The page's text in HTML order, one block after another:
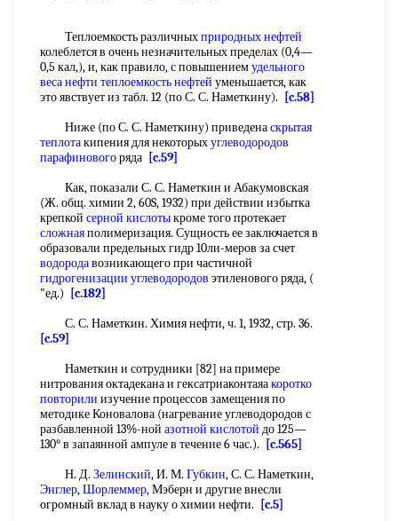
Теплоемкость различныхприродных нефтей
колеблется в очень незначительных пределах (0,4—
0,5 кал,), и, как правило, с повышениемудельного
весанефти теплоемкость нефтей уменьшается, как
это явствует из табл. 12 (по С. С. Наметкину).
[c.58]
Ниже (по С. С. Наметкину) приведенаскрытая
теплотакипения для некоторыхуглеводородов
парафиновогоряда [c.59]
Как, показали С. С. Наметкин и Абакумовская
(Ж. общ. химии 2, 60S, 1932) при действии избытка
крепкой серной кислотыкроме того протекает
сложнаяполимеризация. Сущность ее заключается в
образовали предельных гидр 10ли-меров за счет
водородавозникающего при частичной
гидрогенизации углеводородов этиленового ряда, (
"ед.)
[c.182]
С. С. Наметкин. Химия нефти, ч. 1, 1932, стр. 36.
[c.59]
Наметкин и сотрудники [82] на примере
нитрования октадекана и гексатриаконтаяакоротко
повторили изучение процессов замещения по
методике Коновалова (нагревание углеводородов с
разбавленной 13%-ной азотной кислотой до 125—
130° в запаянной ампуле в течение 6 час.).
[c.565]
Н. Д. Зелинский, И. М. Губкин, С. С. Наметкин,
Энглер,Шорлеммер, Мэберн и другие внесли
огромный вклад в науку о химии нефти.
[c.5]